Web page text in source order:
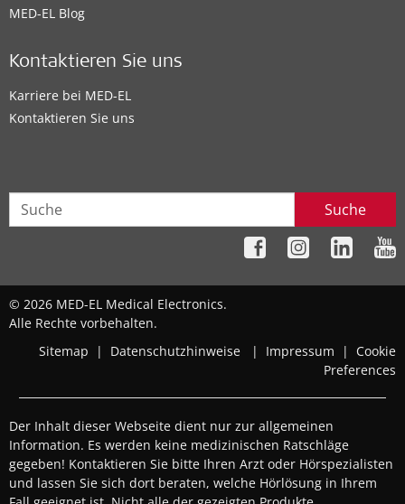
MED-EL Blog
Kontaktieren Sie uns
Karriere bei MED-EL
Kontaktieren Sie uns
Suche
© 2026 MED-EL Medical Electronics.
Alle Rechte vorbehalten.
Sitemap
| Datenschutzhinweise | Impressum | Cookie
Preferences
Der Inhalt dieser Webseite dient nur zur allgemeinen
Information. Es werden keine medizinischen Ratschläge
gegeben! Kontaktieren Sie bitte Ihren Arzt oder Hörspezialisten
und lassen Sie sich dort beraten, welche Hörlösung in Ihrem